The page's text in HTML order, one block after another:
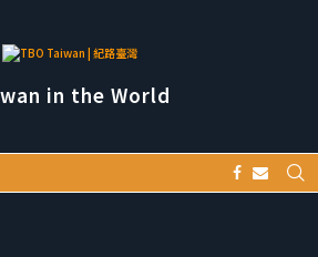
in the World